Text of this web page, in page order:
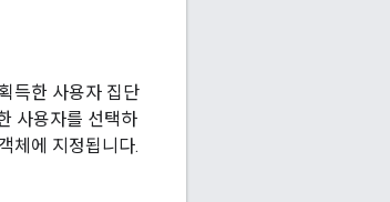
득한 사용자 집단
사용자를 선택하
체에 지정됩니다.